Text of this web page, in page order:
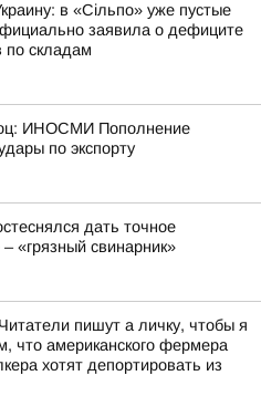
в «Сільпо» уже пустые
заявила о дефиците
по складам
ИНОСМИ Пополнение
по экспорту
дать точное
«грязный свинарник»
пишут а личку, чтобы я
что американского фермера
хотят депортировать из